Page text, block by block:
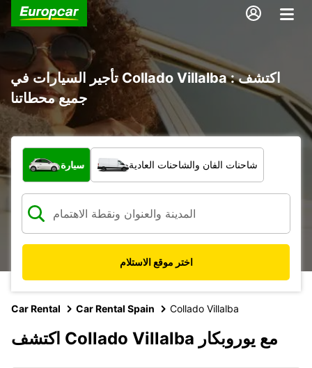
تأجير السيارات في Collado Villalba : اكتشف
جميع محطاتنا
ما نوع المركبة؟
سيارة شاحنات الفان والشاحنات العادية
اختر موقع الاستلام
Car Rental Car Rental Spain Collado Villalba
اكتشف Collado Villalba مع يوروبكار